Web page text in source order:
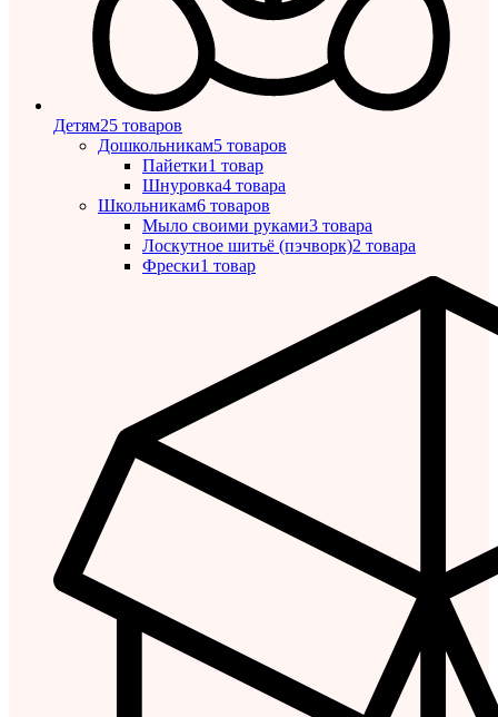
Детям25 товаров
Дошкольникам5 товаров
Пайетки1 товар
Шнуровка4 товара
Школьникам6 товаров
Мыло своими руками3 товара
Лоскутное шитьё (пэчворк)2 товара
Фрески1 товар